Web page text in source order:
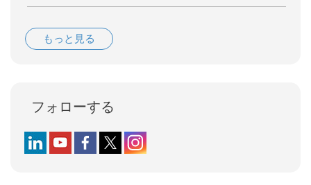
もっと見る
フォローする
Follow us on LinkedIn
Follow us on YouTube
Follow us on Facebook
Follow us on X (formerly Twitter)
Follow us on Instagram